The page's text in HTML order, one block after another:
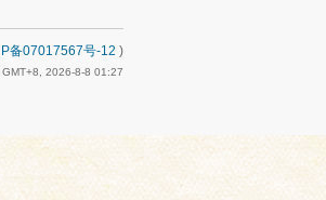
备07017567号-12 )
GMT+8, 2026-8-8 01:27